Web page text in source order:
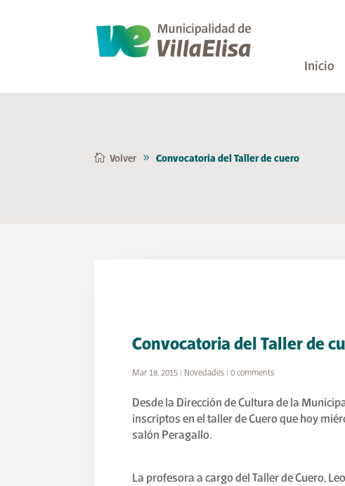
Inicio
Volver Convocatoria del Taller de cuero
Convocatoria del Taller de
Mar 18, 2015 | Novedades |0 comments
Desde la Dirección de Cultura de la
inscriptos en el taller de Cuero que hoy
salón Peragallo.
La profesora a cargo del Taller de Cuero,